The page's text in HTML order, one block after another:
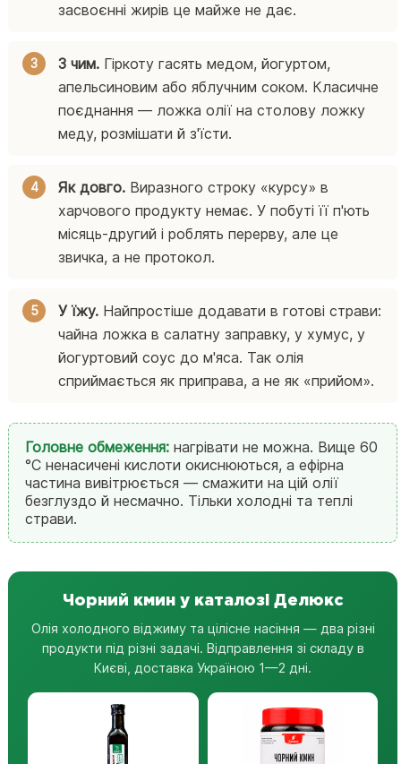
засвоєнні жирів це майже не дає.
З чим. Гіркоту гасять медом, йогуртом,
апельсиновим або яблучним соком. Класичне
поєднання — ложка олії на столову ложку
меду, розмішати й з'їсти.
Як довго. Виразного строку «курсу» в
харчового продукту немає. У побуті її п'ють
місяць-другий і роблять перерву, але це
звичка, а не протокол.
У їжу. Найпростіше додавати в готові страви:
чайна ложка в салатну заправку, у хумус, у
йогуртовий соус до м'яса. Так олія
сприймається як приправа, а не як «прийом».
Головне обмеження: нагрівати не можна. Вище 60
°C ненасичені кислоти окиснюються, а ефірна
частина вивітрюється — смажити на цій олії
безглуздо й несмачно. Тільки холодні та теплі
страви.
Чорний кмин у каталозі Делюкс
Олія холодного віджиму та цілісне насіння — два різні
продукти під різні задачі. Відправлення зі складу в
Києві, доставка Україною 1—2 дні.